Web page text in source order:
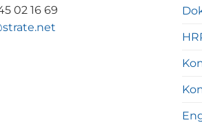
02 16 69